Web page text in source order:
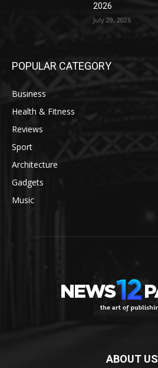
2026
July 29, 2026
POPULAR CATEGORY
Business
Health & Fitness
Reviews
Sport
Architecture
Gadgets
Music
ABOUT US